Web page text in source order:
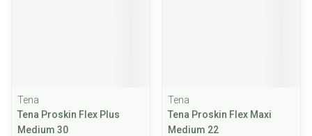
Tena
Tena Proskin Flex Plus
Medium 30
Tena
Tena Proskin Flex Maxi
Medium 22